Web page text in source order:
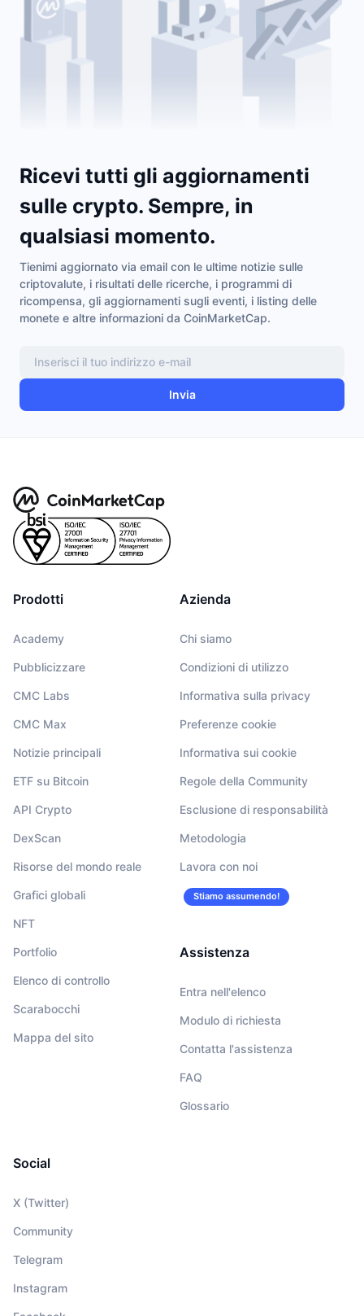
Ricevi tutti gli aggiornamenti
sulle crypto. Sempre, in
qualsiasi momento.
Tienimi aggiornato via email con le ultime notizie sulle
criptovalute, i risultati delle ricerche, i programmi di
ricompensa, gli aggiornamenti sugli eventi, i listing delle
monete e altre informazioni da CoinMarketCap.
Invia
Prodotti
Academy
Pubblicizzare
CMC Labs
CMC Max
Notizie principali
ETF su Bitcoin
API Crypto
DexScan
Risorse del mondo reale
Grafici globali
NFT
Portfolio
Elenco di controllo
Scarabocchi
Mappa del sito
Azienda
Chi siamo
Condizioni di utilizzo
Informativa sulla privacy
Preferenze cookie
Informativa sui cookie
Regole della Community
Esclusione di responsabilità
Metodologia
Lavora con noi
Stiamo assumendo!
Assistenza
Entra nell'elenco
Modulo di richiesta
Contatta l'assistenza
FAQ
Glossario
Social
X (Twitter)
Community
Telegram
Instagram